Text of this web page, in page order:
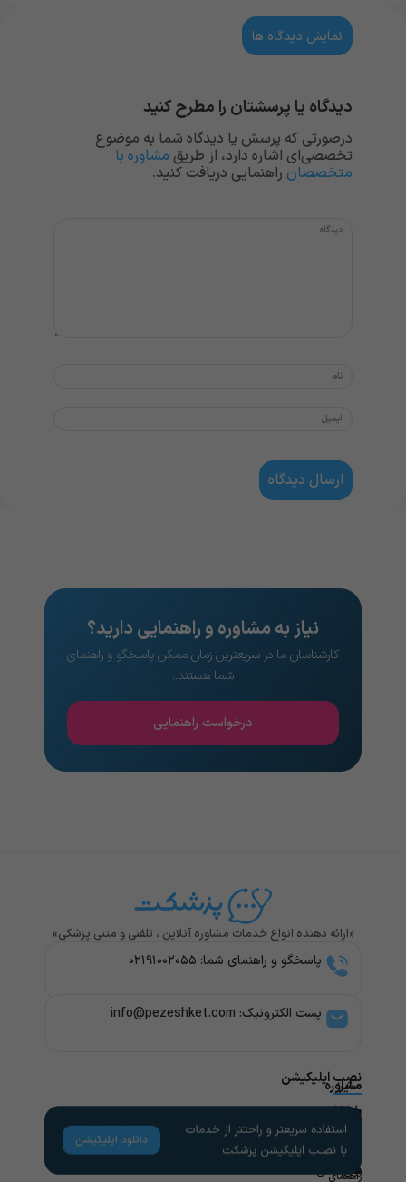
نمایش دیدگاه ها
دیدگاه یا پرسشتان را مطرح کنید
درصورتی که پرسش یا دیدگاه شما به موضوع
تخصصی‌ای اشاره دارد، از طریق مشاوره با
متخصصان راهنمایی دریافت کنید.
نیاز به مشاوره و راهنمایی دارید؟
کارشناسان ما در سریعترین زمان ممکن پاسخگو و راهنمای
شما هستند..
درخواست راهنمایی
«ارائه دهنده انواع خدمات مشاوره آنلاین ، تلفنی و متنی پزشکی»
پاسخگو و راهنمای شما: ۰۲۱۹۱۰۰۲۰۵۵
پست الکترونیک: info@pezeshket.com​
مشاوره
پزشکی
تخصص
های
سایر
خدمات
مشاوره
روانشناسی
راهنمای
کاربران
راهنمای
لینک
های
مفید
نصب اپلیکیشن